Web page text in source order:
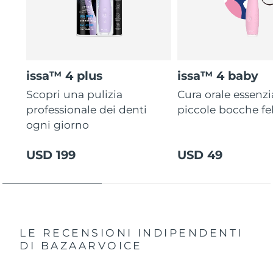
issa™ 4 plus
Scopri una pulizia
professionale dei denti
ogni giorno
USD 199
issa™ 4 baby
Cura orale
piccole bocche
USD 49
LE RECENSIONI INDIPENDENTI
DI BAZAARVOICE